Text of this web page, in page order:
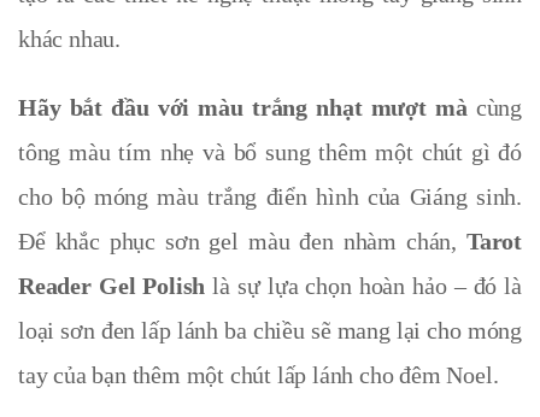
khác nhau.
Hãy bắt đầu với màu trắng nhạt mượt mà cùng
tông màu tím nhẹ và bổ sung thêm một chút gì đó
cho bộ móng màu trắng điển hình của Giáng sinh.
Để khắc phục sơn gel màu đen nhàm chán, Tarot
Reader Gel Polish là sự lựa chọn hoàn hảo – đó là
loại sơn đen lấp lánh ba chiều sẽ mang lại cho móng
tay của bạn thêm một chút lấp lánh cho đêm Noel.